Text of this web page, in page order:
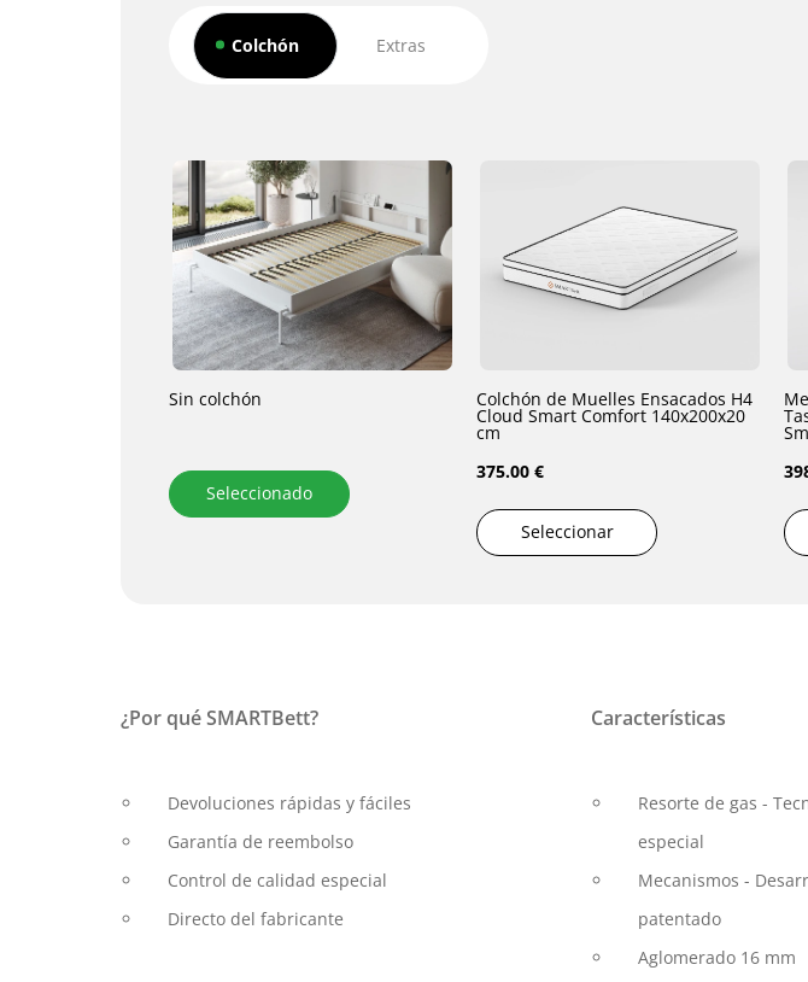
Colchón Extras
Sin colchón
Seleccionado
Colchón de Muelles Ensacados H4
Cloud Smart Comfort 140x200x20
cm
375.00 €
Seleccionar
¿Por qué SMARTBett?
Devoluciones rápidas y fáciles
Garantía de reembolso
Control de calidad especial
Directo del fabricante
Características
Resorte de gas -
especial
Mecanismos -
patentado
Aglomerado 16 mm